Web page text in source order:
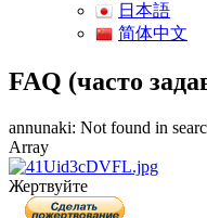
日本語
简体中文
FAQ (часто
annunaki: Not found in
Array
Жертвуйте